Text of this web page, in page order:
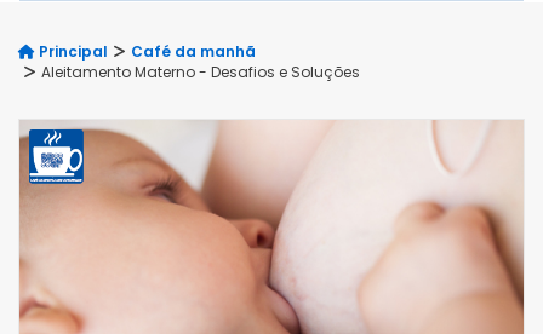
Principal
Café da manhã
Aleitamento Materno - Desafios e Soluções